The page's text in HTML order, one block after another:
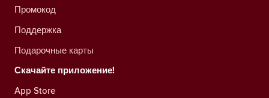
Промокод
Поддержка
Подарочные карты
Скачайте приложение!
App Store